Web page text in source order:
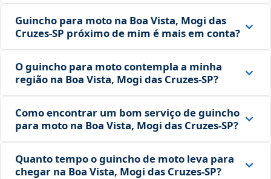
Guincho para moto na Boa Vista, Mogi das
Cruzes‑SP próximo de mim é mais em conta?
O guincho para moto contempla a minha
região na Boa Vista, Mogi das Cruzes‑SP?
Como encontrar um bom serviço de guincho
para moto na Boa Vista, Mogi das Cruzes‑SP?
Quanto tempo o guincho de moto leva para
chegar na Boa Vista, Mogi das Cruzes‑SP?